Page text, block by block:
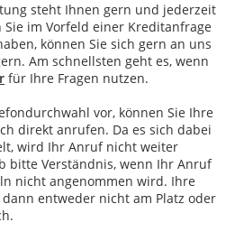
steht Ihnen gern und jederzeit
im Vorfeld einer Kreditanfrage
können Sie sich gern an uns
Am schnellsten geht es, wenn
für Ihre Fragen nutzen.
vor, können Sie Ihre
direkt anrufen. Da es sich dabei
wird Ihr Anruf nicht weiter
bitte Verständnis, wenn Ihr Anruf
nicht angenommen wird. Ihre
entweder nicht am Platz oder